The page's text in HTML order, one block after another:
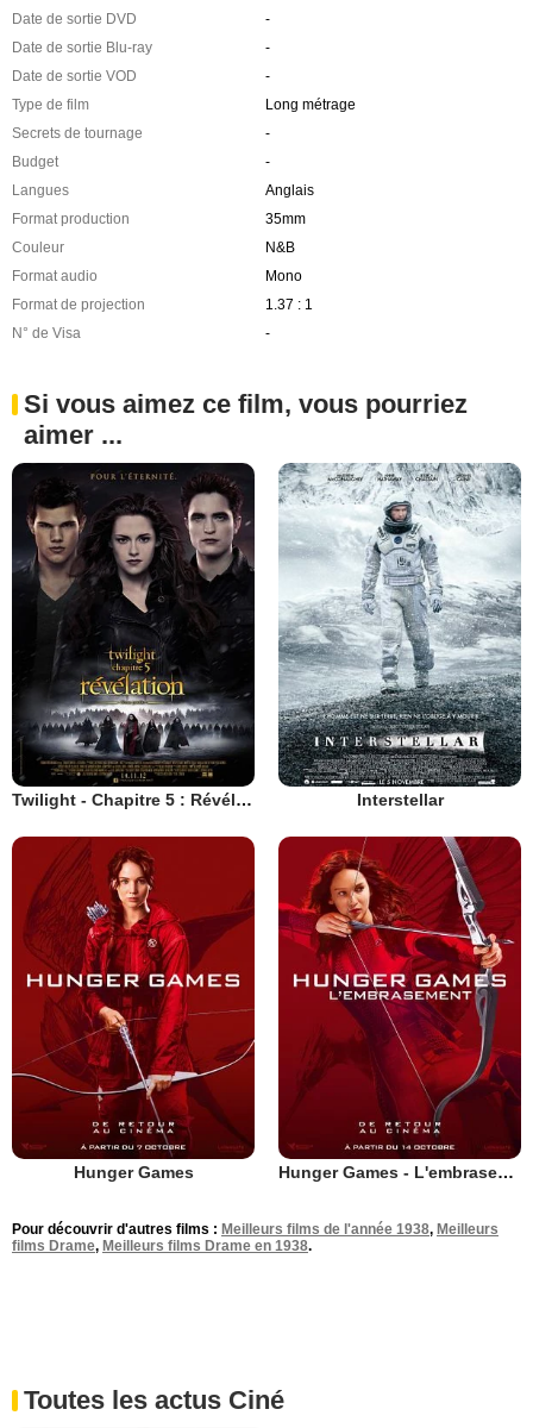
Date de sortie DVD
-
Date de sortie Blu-ray
-
Date de sortie VOD
-
Type de film
Long métrage
Secrets de tournage
-
Budget
-
Langues
Anglais
Format production
35mm
Couleur
N&B
Format audio
Mono
Format de projection
1.37 : 1
N° de Visa
-
Si vous aimez ce film, vous pourriez
aimer ...
Twilight - Chapitre 5 : Révélation 2e partie Interstellar
Hunger Games Hunger Games - L'embrasement
Pour découvrir d'autres films : Meilleurs films de l'année 1938, Meilleurs
films Drame, Meilleurs films Drame en 1938.
Toutes les actus Ciné